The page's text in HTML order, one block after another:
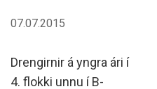
07.07.2015
Drengirnir á yngra ári í
4. flokki unnu í B-